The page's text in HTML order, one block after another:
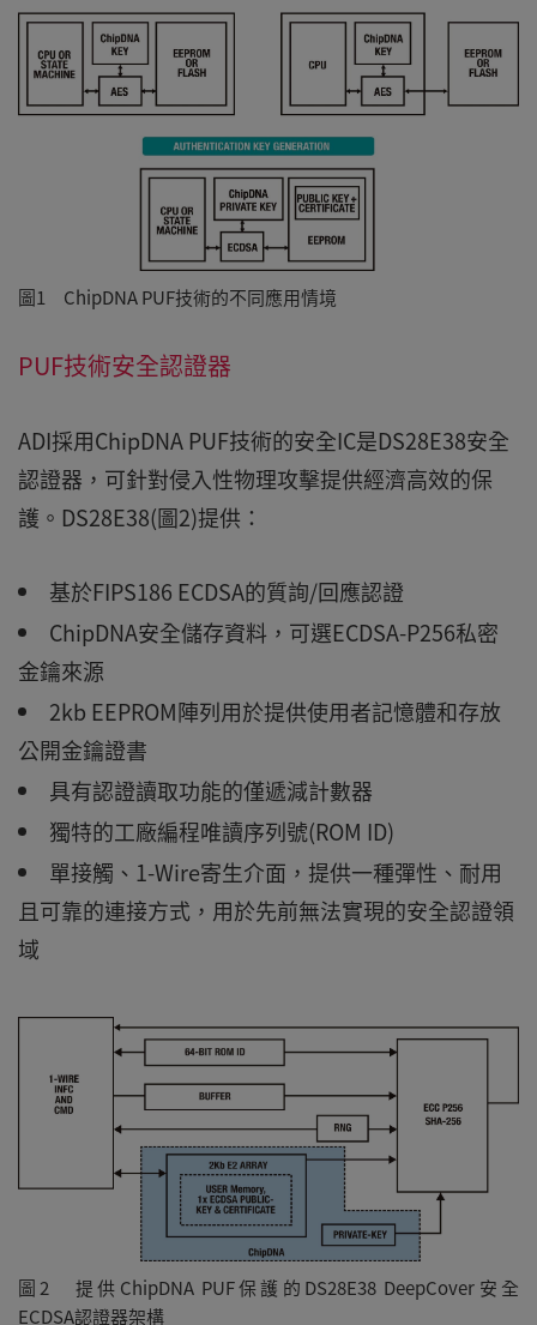
圖1 ChipDNA PUF技術的不同應用情境
PUF技術安全認證器
ADI採用ChipDNA PUF技術的安全IC是DS28E38安全
認證器，可針對侵入性物理攻擊提供經濟高效的保
護。DS28E38(圖2)提供：
基於FIPS186 ECDSA的質詢/回應認證
ChipDNA安全儲存資料，可選ECDSA-P256私密
金鑰來源
2kb EEPROM陣列用於提供使用者記憶體和存放
公開金鑰證書
具有認證讀取功能的僅遞減計數器
獨特的工廠編程唯讀序列號(ROM ID)
單接觸、1-Wire寄生介面，提供一種彈性、耐用
且可靠的連接方式，用於先前無法實現的安全認證領
域
圖2 提供ChipDNA PUF保護的DS28E38 DeepCover安全
ECDSA認證器架構